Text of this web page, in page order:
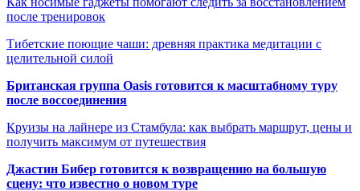
после тренировок
Тибетские поющие чаши: древняя практика медитации с
целительной силой
Британская группа Oasis готовится к масштабному туру
после воссоединения
Круизы на лайнере из Стамбула: как выбрать маршрут, цены и
получить максимум от путешествия
Джастин Бибер готовится к возвращению на большую
сцену: что известно о новом туре